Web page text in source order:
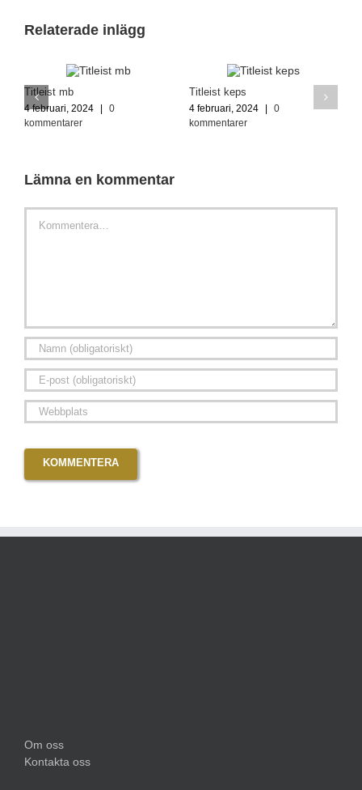
Relaterade inlägg
Titleist mb
4 februari, 2024 |
0
kommentarer
Titleist keps
4 februari, 2024 |
0
kommentarer
Lämna en kommentar
Om oss
Kontakta oss